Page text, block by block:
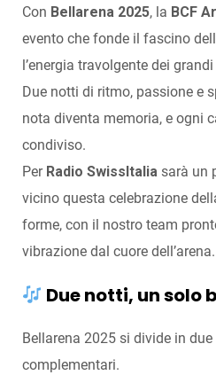
Con Bellarena 2025, la BCF
evento che fonde il fascino
l’energia travolgente dei
Due notti di ritmo, passione e
nota diventa memoria, e ogni
condiviso.
Per Radio SwissItalia sarà un
vicino questa celebrazione
forme, con il nostro team
vibrazione dal cuore dell’arena.
Due notti, un solo
Bellarena 2025 si divide in
complementari.